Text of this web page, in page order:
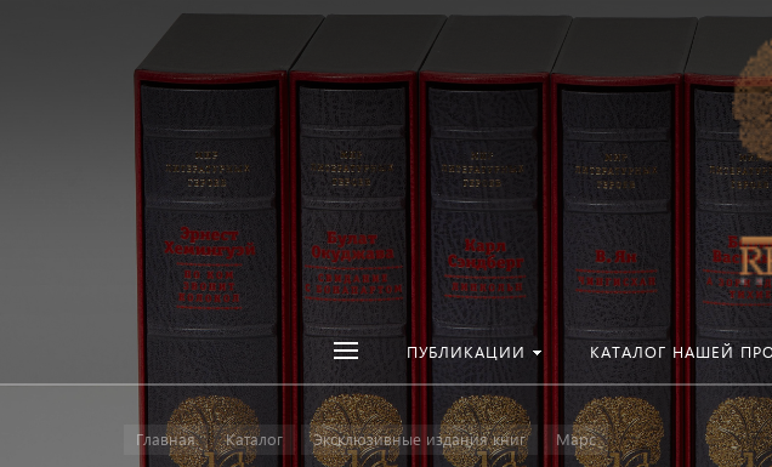
ПУБЛИКАЦИИ КАТАЛОГ НАШЕЙ
Главная Каталог Эксклюзивные издания книг Марс